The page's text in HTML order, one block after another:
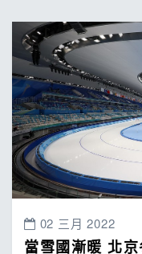
02 三月 2022
當雪國漸暖 北